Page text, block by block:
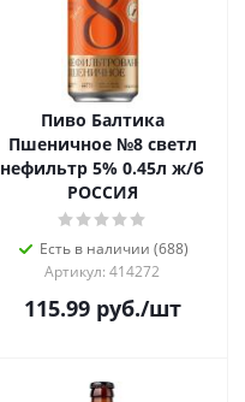
Пиво Балтика
Пшеничное №8 светл
нефильтр 5% 0.45л ж/б
РОССИЯ
Есть в наличии (688)
Артикул: 414272
115.99руб./шт